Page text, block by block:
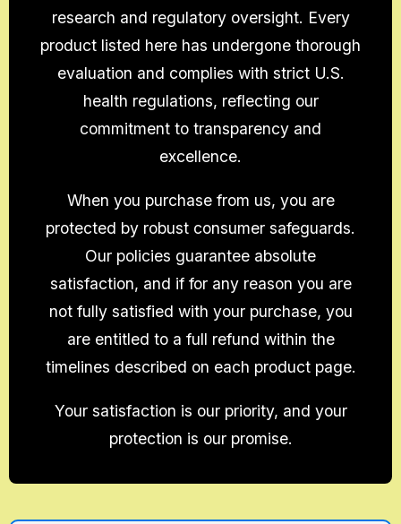
research and regulatory oversight. Every
product listed here has undergone thorough
evaluation and complies with strict U.S.
health regulations, reflecting our
commitment to transparency and
excellence.
When you purchase from us, you are
protected by robust consumer safeguards.
Our policies guarantee absolute
satisfaction, and if for any reason you are
not fully satisfied with your purchase, you
are entitled to a full refund within the
timelines described on each product page.
Your satisfaction is our priority, and your
protection is our promise.